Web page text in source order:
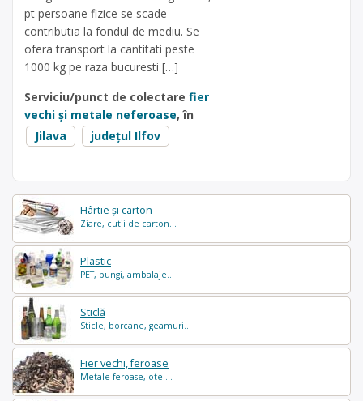
Hârtie și carton
Ziare, cutii de carton...
Plastic
PET, pungi, ambalaje...
Sticlă
Sticle, borcane, geamuri...
Fier vechi, feroase
Metale feroase, otel...
pt persoane fizice se scade
contributia la fondul de mediu. Se
ofera transport la cantitati peste
1000 kg pe raza bucuresti […]
Serviciu/punct de colectare fier
vechi și metale neferoase, în
Jilava
județul Ilfov